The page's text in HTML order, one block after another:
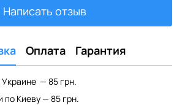
Написать отзыв
Оплата Гарантия
— 85 грн.
по Киеву — 85 грн.